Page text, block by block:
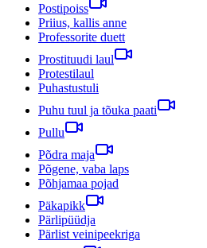
Postipoiss
Priius, kallis anne
Professorite duett
Prostituudi laul
Protestilaul
Puhastustuli
Puhu tuul ja tõuka paati
Pullu
Põdra maja
Põgene, vaba laps
Põhjamaa pojad
Päkapikk
Pärlipüüdja
Pärlist veinipeekriga